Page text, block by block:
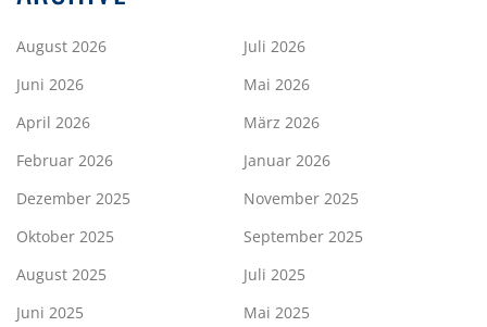
August 2026
Juli 2026
Juni 2026
Mai 2026
April 2026
März 2026
Februar 2026
Januar 2026
Dezember 2025
November 2025
Oktober 2025
September 2025
August 2025
Juli 2025
Juni 2025
Mai 2025